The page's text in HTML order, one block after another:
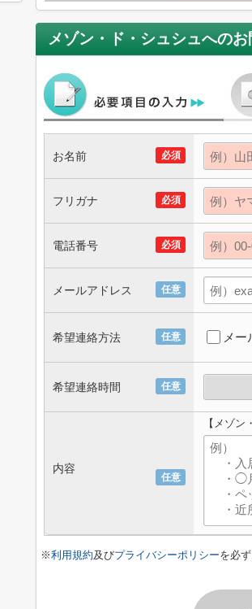
メゾン・ド・シュシュへのお
必須
お名前
必須
フリガナ
必須
電話番号
任意
メールアドレス
任意
希望連絡方法 メー
任意
希望連絡時間
任意
内容
【メゾン
※利用規約及びプライバシーポリシーを必